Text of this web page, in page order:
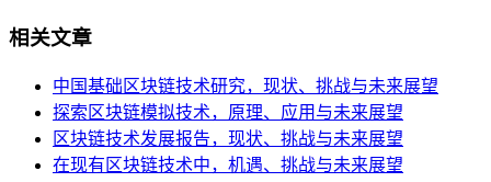
相关文章
中国基础区块链技术研究，现状、挑战与未来展望
探索区块链模拟技术，原理、应用与未来展望
区块链技术发展报告，现状、挑战与未来展望
在现有区块链技术中，机遇、挑战与未来展望